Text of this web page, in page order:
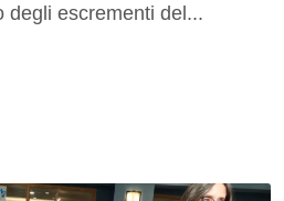
degli escrementi del...